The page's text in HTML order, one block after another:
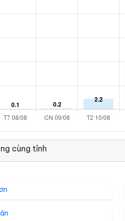
cùng tỉnh